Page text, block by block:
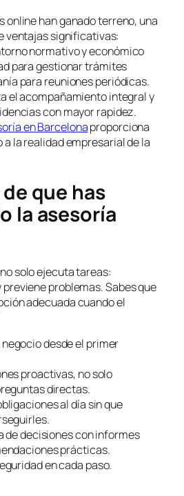
online han ganado terreno, una
ventajas significativas:
normativo y económico
para gestionar trámites
para reuniones periódicas.
el acompañamiento integral y
con mayor rapidez.
en Barcelonaproporciona
la realidad empresarial de la
que has
la asesoría
solo ejecuta tareas:
problemas. Sabes que
adecuada cuando el
desde el primer
proactivas, no solo
directas.
al día sin que
de decisiones con informes
prácticas.
en cada paso.